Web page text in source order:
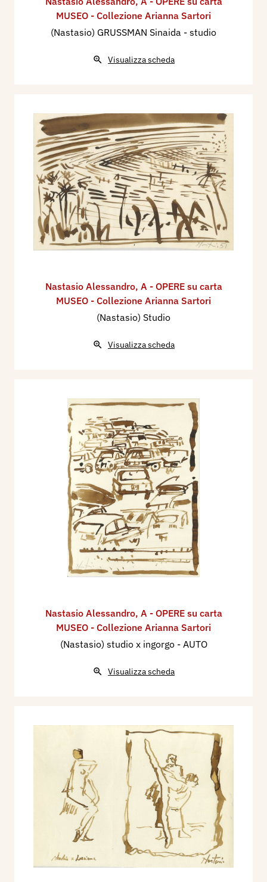
MUSEO - Collezione Arianna Sartori
(Nastasio) GRUSSMAN Sinaida - studio
Visualizza scheda
Nastasio Alessandro, A - OPERE su carta
MUSEO - Collezione Arianna Sartori
(Nastasio) Studio
Visualizza scheda
Nastasio Alessandro, A - OPERE su carta
MUSEO - Collezione Arianna Sartori
(Nastasio) studio x ingorgo - AUTO
Visualizza scheda